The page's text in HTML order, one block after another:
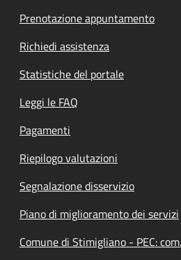
Prenotazione appuntamento
Richiedi assistenza
Statistiche del portale
Leggi le FAQ
Pagamenti
Riepilogo valutazioni
Segnalazione disservizio
Piano di miglioramento dei servizi
Comune di Stimigliano - PEC: